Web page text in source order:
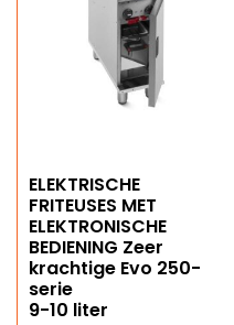
ELEKTRISCHE
FRITEUSES MET
ELEKTRONISCHE
BEDIENING Zeer
krachtige Evo 250-
serie
9-10 liter